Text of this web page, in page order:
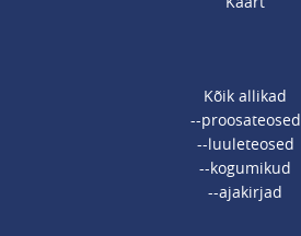
Kõik allikad
--proosateosed
--luuleteosed
--kogumikud
--ajakirjad